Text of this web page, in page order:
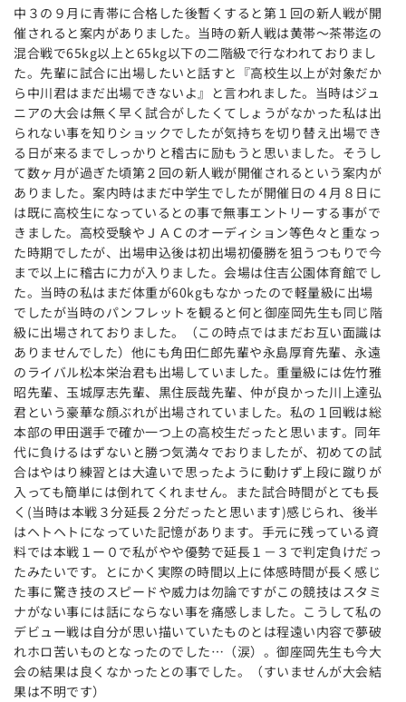
中３の９月に青帯に合格した後暫くすると第１回の新人戦が開
催されると案内がありました。当時の新人戦は黄帯～茶帯迄の
混合戦で65kg以上と65kg以下の二階級で行なわれておりまし
た。先輩に試合に出場したいと話すと『高校生以上が対象だか
ら中川君はまだ出場できないよ』と言われました。当時はジュ
ニアの大会は無く早く試合がしたくてしょうがなかった私は出
られない事を知りショックでしたが気持ちを切り替え出場でき
る日が来るまでしっかりと稽古に励もうと思いました。そうし
て数ヶ月が過ぎた頃第２回の新人戦が開催されるという案内が
ありました。案内時はまだ中学生でしたが開催日の４月８日に
は既に高校生になっているとの事で無事エントリーする事がで
きました。高校受験やＪＡＣのオーディション等色々と重なっ
た時期でしたが、出場申込後は初出場初優勝を狙うつもりで今
まで以上に稽古に力が入りました。会場は住吉公園体育館でし
た。当時の私はまだ体重が60kgもなかったので軽量級に出場
でしたが当時のパンフレットを観ると何と御座岡先生も同じ階
級に出場されておりました。（この時点ではまだお互い面識は
ありませんでした）他にも角田仁郎先輩や永島厚育先輩、永遠
のライバル松本栄治君も出場していました。重量級には佐竹雅
昭先輩、玉城厚志先輩、黒住辰哉先輩、仲が良かった川上達弘
君という豪華な顔ぶれが出場されていました。私の１回戦は総
本部の甲田選手で確か一つ上の高校生だったと思います。同年
代に負けるはずないと勝つ気満々でおりましたが、初めての試
合はやはり練習とは大違いで思ったように動けず上段に蹴りが
入っても簡単には倒れてくれません。また試合時間がとても長
く(当時は本戦３分延長２分だったと思います)感じられ、後半
はヘトヘトになっていた記憶があります。手元に残っている資
料では本戦１ー０で私がやや優勢で延長１－３で判定負けだっ
たみたいです。とにかく実際の時間以上に体感時間が長く感じ
た事に驚き技のスピードや威力は勿論ですがこの競技はスタミ
ナがない事には話にならない事を痛感しました。こうして私の
デビュー戦は自分が思い描いていたものとは程遠い内容で夢破
れホロ苦いものとなったのでした…（涙）。御座岡先生も今大
会の結果は良くなかったとの事でした。（すいませんが大会結
果は不明です）